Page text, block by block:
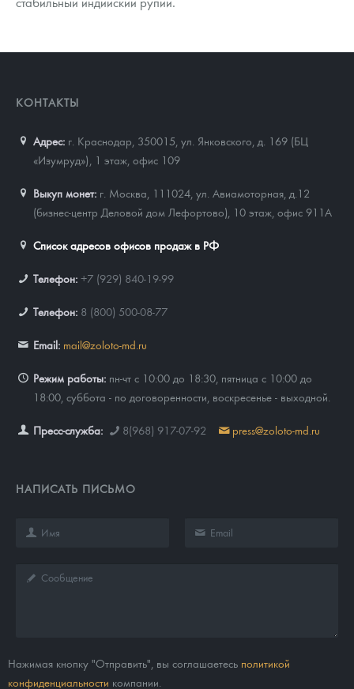
КОНТАКТЫ
Адрес: г. Краснодар, 350015 ул. Янковского, д. 169 (БЦ
«Изумруд»), 1 этаж, офис 109
Выкуп монет: г. Москва, 111024, ул. Авиамоторная, д.12
(бизнес-центр Деловой дом Лефортово), 10 этаж, офис 911А
Список адресов офисов продаж в РФ
Телефон: +7 (929) 840-19-99
Телефон: 8 (800) 500-08-77
Email: mail@zoloto-md.ru
Режим работы: пн-чт с 10:00 до 18:30, пятница с 10:00 до
18:00, суббота - по договоренности, воскресенье - выходной.
Пресс-служба: 8(968) 917-07-92 press@zoloto-md.ru
НАПИСАТЬ ПИСЬМО
Нажимая кнопку "Отправить", вы соглашаетесь политикой
конфиденциальности компании.